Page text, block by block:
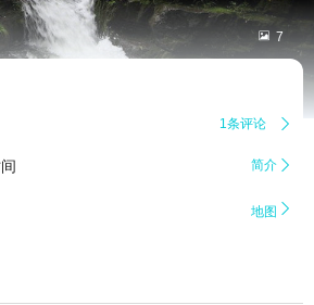
 7
1条评论 
简介 
地图 